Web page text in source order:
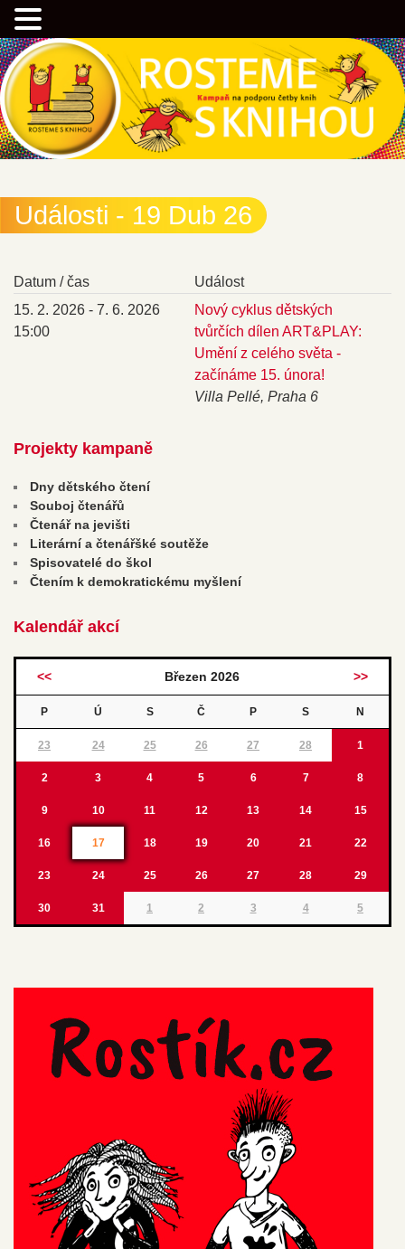
Přejít
k
hlavnímu
obsahu
webu
Rostemesknihou.cz
Kampaň na podporu četby knih
Události - 19 Dub 26
Datum / čas
Událost
15. 2. 2026 - 7. 6. 2026
15:00
Nový cyklus dětských
tvůrčích dílen ART&PLAY:
Umění z celého světa -
začínáme 15. února!
Villa Pellé, Praha 6
Projekty kampaně
Dny dětského čtení
Souboj čtenářů
Čtenář na jevišti
Literární a čtenářšké soutěže
Spisovatelé do škol
Čtením k demokratickému myšlení
Kalendář akcí
<< Březen 2026 >>
P Ú S Č P S N
23 24 25 26 27 28 1
2 3 4 5 6 7 8
9 10 11 12 13 14 15
16 17 18 19 20 21 22
23 24 25 26 27 28 29
30 31 1 2 3 4 5